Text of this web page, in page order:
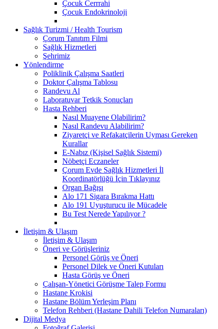
Çocuk Cerrrahi
Çocuk Endokrinoloji
Sağlık Turizmi / Health Tourism
Çorum Tanıtım Filmi
Sağlık Hizmetleri
Şehrimiz
Yönlendirme
Poliklinik Çalışma Saatleri
Doktor Çalışma Tablosu
Randevu Al
Laboratuvar Tetkik Sonuçları
Hasta Rehberi
Nasıl Muayene Olabilirim?
Nasıl Randevu Alabilirim?
Ziyaretçi ve Refakatçilerin Uyması Gereken
Kurallar
E-Nabız (Kişisel Sağlık Sistemi)
Nöbetçi Eczaneler
Çorum Evde Sağlık Hizmetleri İl
Koordinatörlüğü İçin Tıklayınız
Organ Bağışı
Alo 171 Sigara Bırakma Hattı
Alo 191 Uyuşturucu ile Mücadele
Bu Test Nerede Yapılıyor ?
İletişim & Ulaşım
İletişim & Ulaşım
Öneri ve Görüşleriniz
Personel Görüş ve Öneri
Personel Dilek ve Öneri Kutuları
Hasta Görüş ve Öneri
Çalışan-Yönetici Görüşme Talep Formu
Hastane Krokisi
Hastane Bölüm Yerleşim Planı
Telefon Rehberi (Hastane Dahili Telefon Numaraları)
Dijital Medya